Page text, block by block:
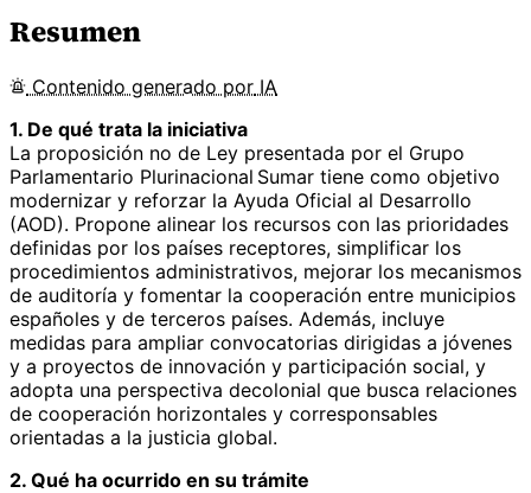
Resumen
Contenido generado por IA
1. De qué trata la iniciativa
La proposición no de Ley presentada por el Grupo
Parlamentario Plurinacional Sumar tiene como objetivo
modernizar y reforzar la Ayuda Oficial al Desarrollo
(AOD). Propone alinear los recursos con las prioridades
definidas por los países receptores, simplificar los
procedimientos administrativos, mejorar los mecanismos
de auditoría y fomentar la cooperación entre municipios
españoles y de terceros países. Además, incluye
medidas para ampliar convocatorias dirigidas a jóvenes
y a proyectos de innovación y participación social, y
adopta una perspectiva decolonial que busca relaciones
de cooperación horizontales y corresponsables
orientadas a la justicia global.
2. Qué ha ocurrido en su trámite